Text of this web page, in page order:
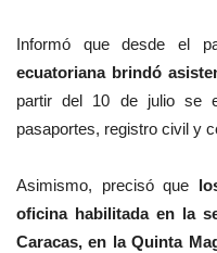
Informó que desde el
ecuatoriana brindó
partir del 10 de julio se
pasaportes, registro civil y
Asimismo, precisó que
oficina habilitada en la
Caracas, en la Quinta